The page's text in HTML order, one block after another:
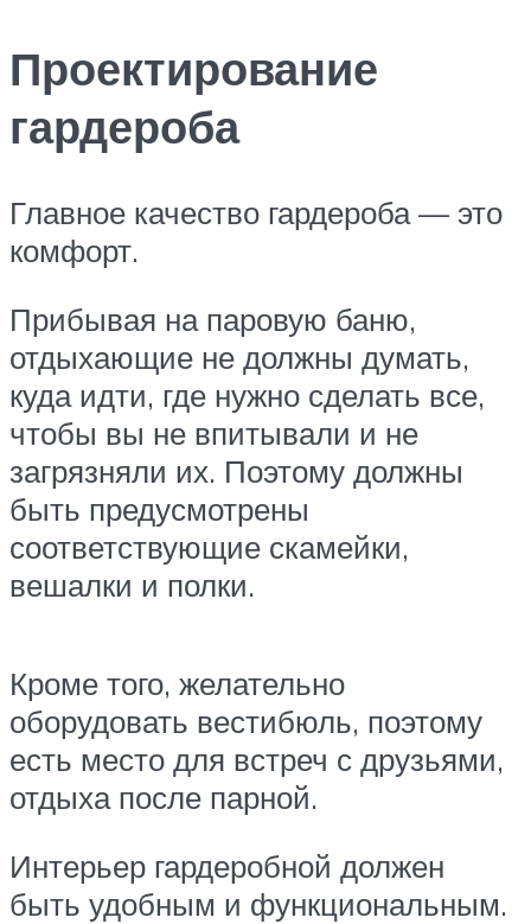
Проектирование
гардероба
Главное качество гардероба — это
комфорт.
Прибывая на паровую баню,
отдыхающие не должны думать,
куда идти, где нужно сделать все,
чтобы вы не впитывали и не
загрязняли их. Поэтому должны
быть предусмотрены
соответствующие скамейки,
вешалки и полки.
Кроме того, желательно
оборудовать вестибюль, поэтому
есть место для встреч с друзьями,
отдыха после парной.
Интерьер гардеробной должен
быть удобным и функциональным.